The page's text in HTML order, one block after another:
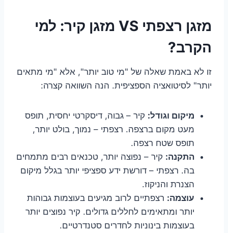
מזגן רצפתי VS מזגן קיר: למי
הקרב?
זו לא באמת שאלה של "מי טוב יותר", אלא "מי מתאים
יותר" לסיטואציה הספציפית. הנה השוואה קצרה:
מיקום וגודל: קיר – גבוה, דיסקרטי יחסית, תופס
מעט מקום ברצפה. רצפתי – נמוך, בולט יותר,
תופס שטח רצפה.
התקנה: קיר – נפוצה יותר, טכנאים רבים מתמחים
בה. רצפתי – דורשת ידע ספציפי יותר בגלל מיקום
הצנרת והניקוז.
עוצמה: רצפתיים לרוב מגיעים בעוצמות גבוהות
יותר ומתאימים לחללים גדולים. קיר נפוצים יותר
בעוצמות בינוניות לחדרים סטנדרטיים.